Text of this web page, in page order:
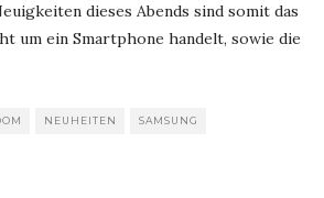
dieses Abends sind somit das
um ein Smartphone handelt, sowie die
NEUHEITEN SAMSUNG